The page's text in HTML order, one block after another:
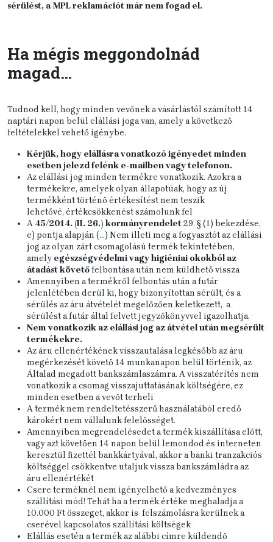
sérülést, a MPL reklamációt már nem fogad el.
Ha mégis meggondolnád
magad…
Tudnod kell, hogy minden vevőnek a vásárlástól számított 14
naptári napon belül elállási joga van, amely a következő
feltételekkel vehető igénybe.
Kérjük, hogy elállásra vonatkozó igényedet minden
esetben jelezd felénk e-mailben vagy telefonon.
Az elállási jog minden termékre vonatkozik. Azokra a
termékekre, amelyek olyan állapotúak, hogy az új
termékként történő értékesítést nem teszik
lehetővé, értékcsökkenést számolunk fel
A 45/2014. (II. 26.) kormányrendelet29. § (1) bekezdése,
e) pontja alapján (…) Nem illeti meg a fogyasztót az elállási
jog az olyan zárt csomagolású termék tekintetében,
amely egészségvédelmi vagyhigiéniai okokból az
átadást követőfelbontása után nem küldhető vissza
Amennyiben a termékről felbontás után a futár
jelenlétében derül ki, hogy bizonyítottan sérült, és a
sérülés az áru átvételét megelőzően keletkezett, a
sérülést a futár által felvett jegyzőkönyvvel igazolhatja.
Nem vonatkozik az elállási jog az átvétel után megsérült
termékekre.
Az áru ellenértékének visszautalása legkésőbb az áru
megérkezését követő 14 munkanapon belül történik, az
Általad megadott bankszámlaszámra. A visszatérítés nem
vonatkozik a csomag visszajuttatásának költségére, ez
minden esetben a vevőt terheli
A termék nem rendeltetésszerű használatából eredő
károkért nem vállalunk felelősséget.
Amennyiben megrendelésedet a termék kiszállítása előtt,
vagy azt követően 14 napon belül lemondod és interneten
keresztül fizettél bankkártyával, akkor a banki tranzakciós
költséggel csökkentve utaljuk vissza bankszámládra az
áru ellenértékét
Csere terméknél nem igényelhető a kedvezményes
szállítási mód! Tehát ha a termék értéke meghaladja a
10.000 Ft összeget, akkor is felszámolásra kerülnek a
cserével kapcsolatos szállítási költségek
Elállás esetén a termék az alábbi címre küldendő